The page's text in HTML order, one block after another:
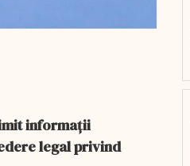
informații
legal privind